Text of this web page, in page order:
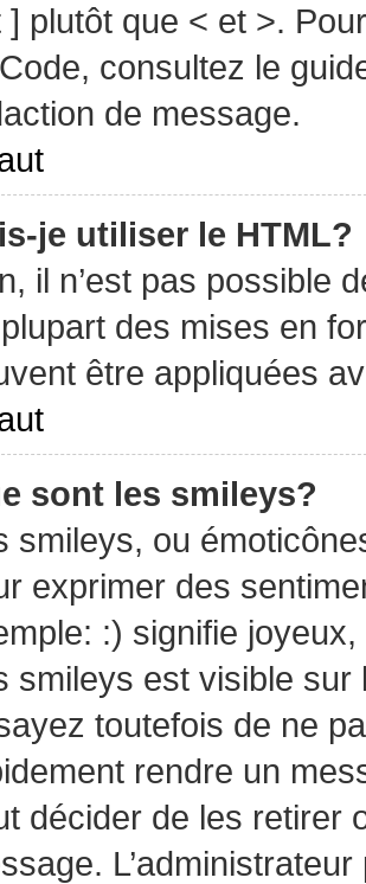
] plutôt que < et >.
consultez le
de message.
je utiliser le HTML?
il n’est pas possible
des mises en
être appliquées
sont les smileys?
smileys, ou
exprimer des
:) signifie
smileys est visible
toutefois de ne
rendre un
décider de les retirer